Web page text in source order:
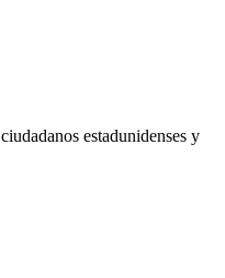
estadunidenses y